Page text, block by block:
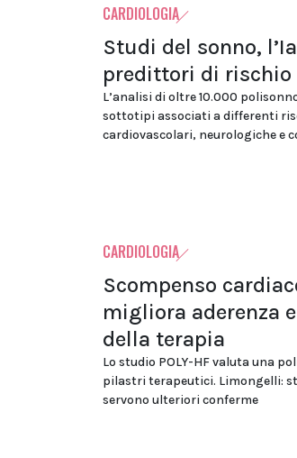
CARDIOLOGIA
Studi del sonno,
predittori di rischio
L’analisi di oltre 10.000
sottotipi associati a differenti
cardiovascolari, neurologiche e
CARDIOLOGIA
Scompenso
migliora aderenza
della terapia
Lo studio POLY-HF valuta una
pilastri terapeutici. Limongelli:
servono ulteriori conferme